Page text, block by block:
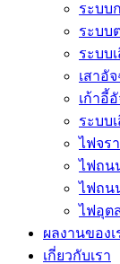
ระบบ
ระบบ
ระบบ
เสาอั
เก้าอี้
ระบบ
ไฟจร
ไฟถน
ไฟถน
ไฟอุต
ผลงานของเ
เกี่ยวกับเรา